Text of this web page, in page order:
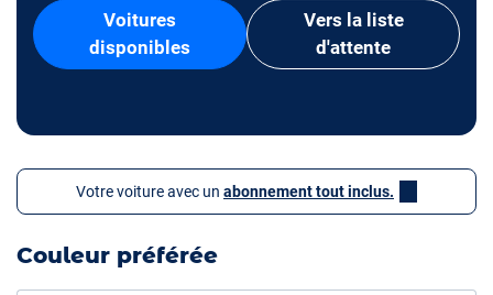
Voitures
disponibles
Vers la liste
d'attente
Votre voiture avec un abonnement tout inclus.
Couleur préférée